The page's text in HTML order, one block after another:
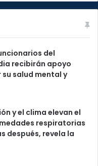
del
recibirán apoyo
salud mental y
y el clima elevan el
respiratorias
después, revela la